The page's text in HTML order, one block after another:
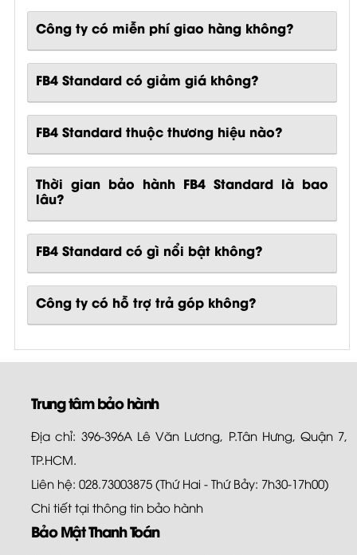
Công ty có miễn phí giao hàng không?
FB4 Standard có giảm giá không?
FB4 Standard thuộc thương hiệu nào?
Thời gian bảo hành FB4 Standard là bao
lâu?
FB4 Standardcó gì nổi bật không?
Công ty có hỗ trợ trả góp không?
Trung tâm bảo hành
Địa chỉ: 396-396A Lê Văn Lương, P.Tân Hưng, Quận 7,
TP.HCM.
Liên hệ: 028.73003875 (Thứ Hai - Thứ Bảy: 7h30-17h00)
Chi tiết tại thông tin bảo hành
Bảo Mật Thanh Toán